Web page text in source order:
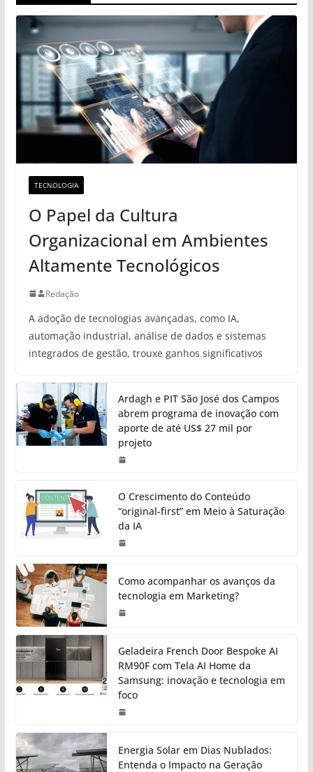
TECNOLOGIA
O Papel da Cultura
Organizacional em Ambientes
Altamente Tecnológicos
Redação
A adoção de tecnologias avançadas, como IA,
automação industrial, análise de dados e sistemas
integrados de gestão, trouxe ganhos significativos
Ardagh e PIT São José dos Campos
abrem programa de inovação com
aporte de até US$ 27 mil por
projeto
O Crescimento do Conteúdo
“original-first” em Meio à Saturação
da IA
Como acompanhar os avanços da
tecnologia em Marketing?
Geladeira French Door Bespoke AI
RM90F com Tela AI Home da
Samsung: inovação e tecnologia em
foco
Energia Solar em Dias Nublados:
Entenda o Impacto na Geração